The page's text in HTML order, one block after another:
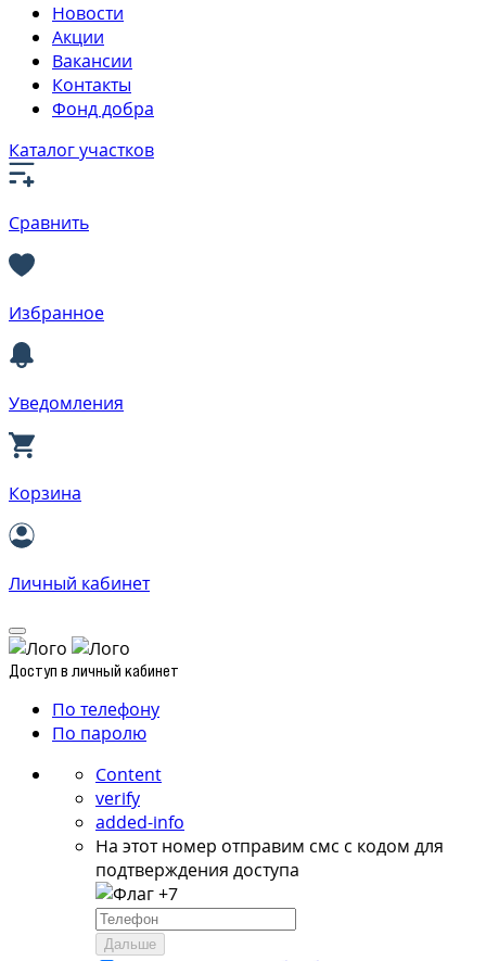
Новости
Акции
Вакансии
Контакты
Фонд добра
Каталог участков
Сравнить
Избранное
Уведомления
Корзина
Личный кабинет
Доступ в личный кабинет
По телефону
По паролю
Content
verify
added-info
На этот номер отправим смс с кодом для
подтверждения доступа
+7
Дальше